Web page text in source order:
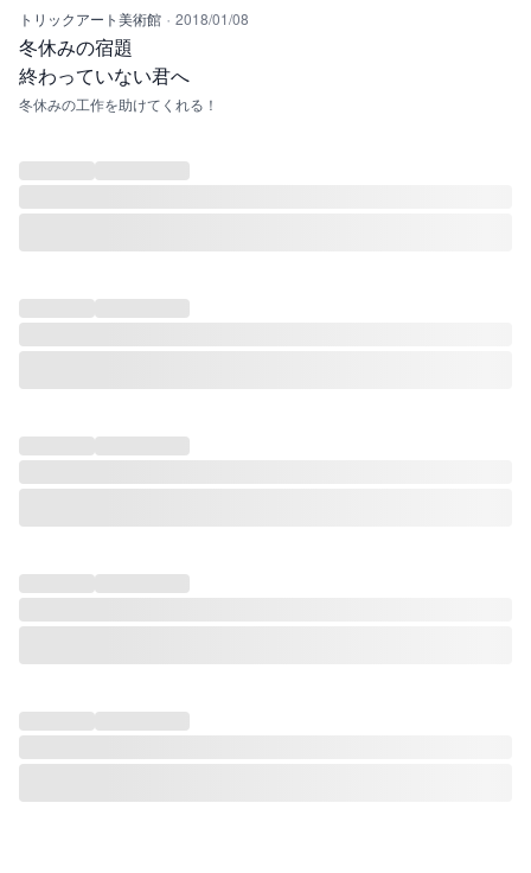
トリックアート美術館 · 2018/01/08
冬休みの宿題
終わっていない君へ
冬休みの工作を助けてくれる！